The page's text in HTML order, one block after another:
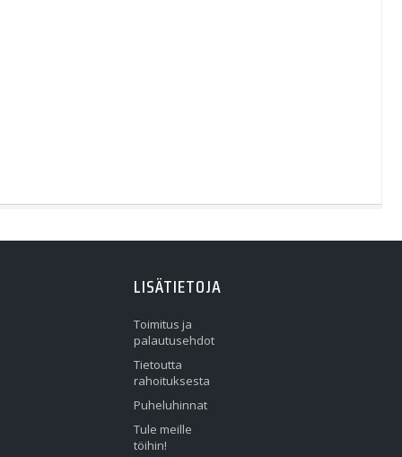
LISÄTIETOJA
Toimitus ja
palautusehdot
Tietoutta
rahoituksesta
Puheluhinnat
Tule meille
töihin!